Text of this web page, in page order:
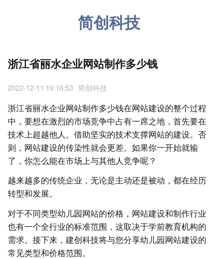
简创科技
浙江省丽水企业网站制作多少钱
2022-12-11 19:16:53 简创科技
浙江省丽水企业网站制作多少钱在网站建设的整个过程
中，要想在激烈的市场竞争中占有一席之地，首先要在
技术上超越他人。借助坚实的技术支撑网站的建设。否
则，网站建设的传染性就会更差。如果你一开始就输
了，你怎么能在市场上与其他人竞争呢？
越来越多的传统企业，无论是主动还是被动，都在经历
转型和发展。
对于不同类型幼儿园网站的价格，网站建设和制作行业
也有一个全行业的标准范围，这取决于学前教育机构的
需求。接下来，建创科技将与您分享幼儿园网站建设的
常见类型和价格范围。